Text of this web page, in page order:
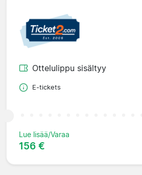
Ottelulippu sisältyy
E-tickets
Lue lisää/Varaa
156 €